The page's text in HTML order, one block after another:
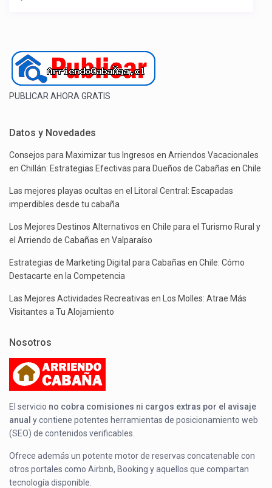
PUBLICAR AHORA GRATIS
Datos y Novedades
Consejos para Maximizar tus Ingresos en Arriendos Vacacionales
en Chillán: Estrategias Efectivas para Dueños de Cabañas en Chile
Las mejores playas ocultas en el Litoral Central: Escapadas
imperdibles desde tu cabaña
Los Mejores Destinos Alternativos en Chile para el Turismo Rural y
el Arriendo de Cabañas en Valparaíso
Estrategias de Marketing Digital para Cabañas en Chile: Cómo
Destacarte en la Competencia
Las Mejores Actividades Recreativas en Los Molles: Atrae Más
Visitantes a Tu Alojamiento
Nosotros
El servicio no cobra comisiones ni cargos extras por el avisaje
anual y contiene potentes herramientas de posicionamiento web
(SEO) de contenidos verificables.
Ofrece además un potente motor de reservas concatenable con
otros portales como Airbnb, Booking y aquellos que compartan
tecnología disponible.